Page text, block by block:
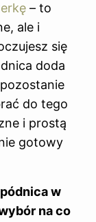
– to
ale i
się
doda
do tego
i prostą
gotowy
w
na co